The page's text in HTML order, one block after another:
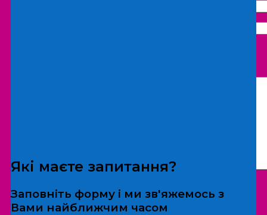
*Дані не передаються третім особам
Які маєте запитання?
Заповніть форму і ми зв'яжемось з
Вами найближчим часом